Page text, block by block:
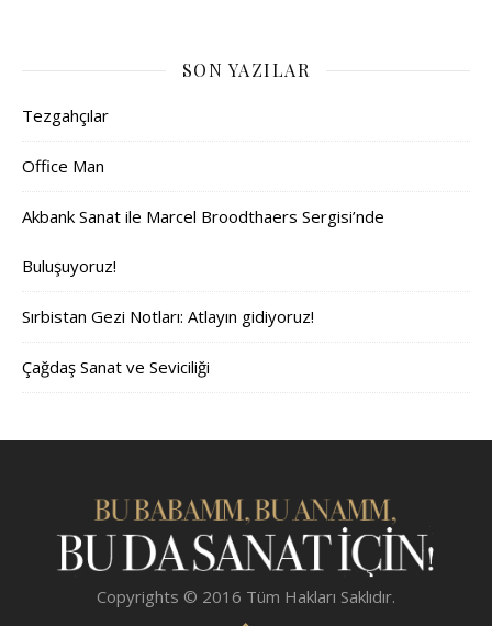
SON YAZILAR
Tezgahçılar
Office Man
Akbank Sanat ile Marcel Broodthaers Sergisi’nde
Buluşuyoruz!
Sırbistan Gezi Notları: Atlayın gidiyoruz!
Çağdaş Sanat ve Seviciliği
Copyrights © 2016 Tüm Hakları Saklıdır.